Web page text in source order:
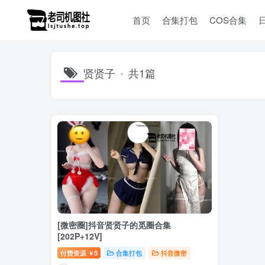
首页 合集打包 COS合集
贤贤子 共1篇
[微密圈]抖音贤贤子的觅圈合集
[202P+12V]
付费资源 ￥5 合集打包 抖音微密